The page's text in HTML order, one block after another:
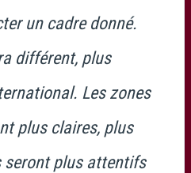
un cadre donné.
différent, plus
Les zones
plus claires, plus
seront plus attentifs